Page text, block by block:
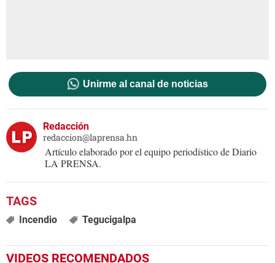
Unirme al canal de noticias
Redacción
redaccion@laprensa.hn
Artículo elaborado por el equipo periodístico de Diario
LA PRENSA.
Incendio Tegucigalpa
VIDEOS RECOMENDADOS